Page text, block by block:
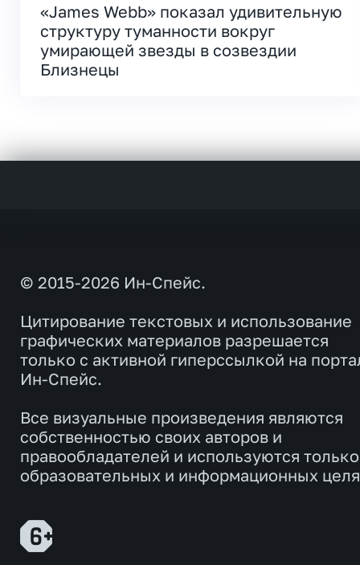
«James Webb» показал удивительную
структуру туманности вокруг
умирающей звезды в созвездии
Близнецы
© 2015-2026 Ин-Спейс.
Цитирование текстовых и использование
графических материалов разрешается
только с активной гиперссылкой на
Ин-Спейс.
Все визуальные произведения являются
собственностью своих авторов и
правообладателей и используются
образовательных и информационных